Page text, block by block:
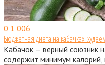
0 1 006
Бюджетная диета на кабачках:
Кабачок — верный союзник
содержит минимум калорий,